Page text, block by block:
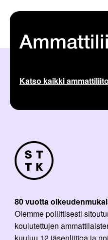
Katso kaikki
80 vuotta
Olemme poliittisesti
koulutettujen